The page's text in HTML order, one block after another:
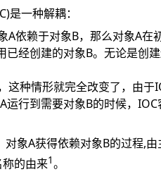
是一种解耦：
A依赖于对象B，那么对象A
已经创建的对象B。无论是创
这种情形就完全改变了，由
运行到需要对象B的时候，
象A获得依赖对象B的过程,
称的由来1。